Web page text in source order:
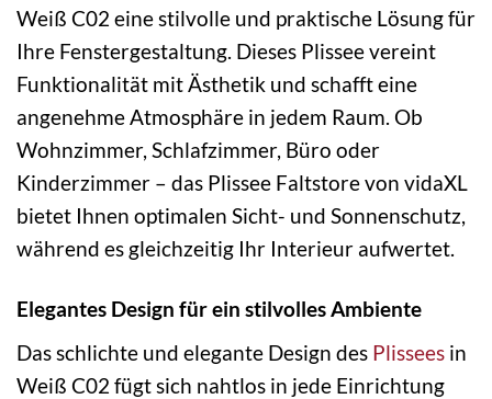
Weiß C02 eine stilvolle und praktische Lösung für
Ihre Fenstergestaltung. Dieses Plissee vereint
Funktionalität mit Ästhetik und schafft eine
angenehme Atmosphäre in jedem Raum. Ob
Wohnzimmer, Schlafzimmer, Büro oder
Kinderzimmer – das Plissee Faltstore von vidaXL
bietet Ihnen optimalen Sicht- und Sonnenschutz,
während es gleichzeitig Ihr Interieur aufwertet.
Elegantes Design für ein stilvolles Ambiente
Das schlichte und elegante Design des Plissees in
Weiß C02 fügt sich nahtlos in jede Einrichtung